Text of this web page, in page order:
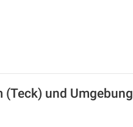
(Teck) und Umgebung